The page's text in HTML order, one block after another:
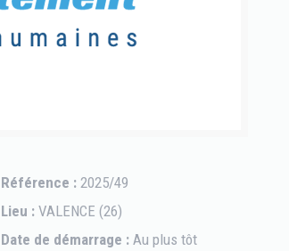
Référence :2025/49
Lieu :VALENCE (26)
Date de démarrage :Au plus tôt